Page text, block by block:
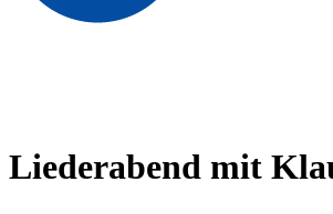
Liederabend mit